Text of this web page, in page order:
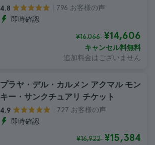
4.8
796 お客様の声
即時確認
¥16,066 ¥14,606
キャンセル料無料
追加料金はございません
プラヤ・デル・カルメン アクマル モン
キー・サンクチュアリ チケット
4.9
727 お客様の声
即時確認
¥16,922 ¥15,384